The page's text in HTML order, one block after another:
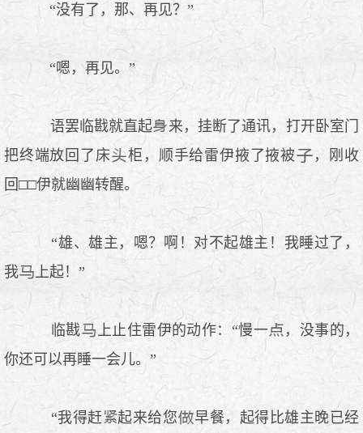
“没有了，那、再见？”
“嗯，再见。”
语罢临戡就直起
来，挂断了通讯，打开卧室门
把终端放回了床
柜，顺手给雷伊掖了掖被
，刚收
回□□伊就幽幽转醒。
“雄、雄主，嗯？啊！对不起雄主！我睡过了，
我
上起！”
临戡 上止住雷伊的动作：“慢一
，没事的，
你还可以再睡一会儿。”
“我得赶 起来给您
早餐，起得比雄主晚已经